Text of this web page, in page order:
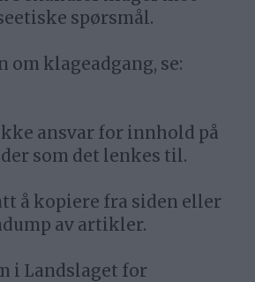
spørsmål.
om klageadgang, se:
ansvar for innhold på
som det lenkes til.
å kopiere fra siden eller
av artikler.
i Landslaget for